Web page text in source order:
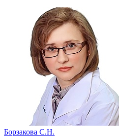
Борзакова С.Н.